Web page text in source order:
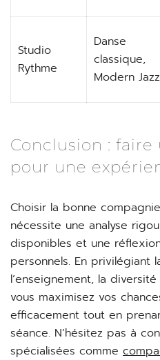
Studio
Rythme
Danse
classique,
Modern Jazz
Conclusion :
pour une
Choisir la bonne
nécessite une analyse
disponibles et une
personnels. En privilégiant
l’enseignement, la
vous maximisez vos
efficacement tout en
séance. N’hésitez pas à
spécialisées comme